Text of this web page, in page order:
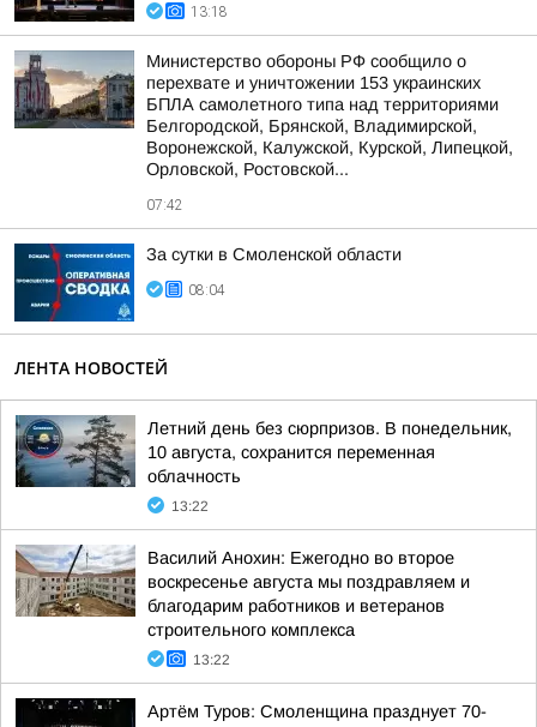
13:18
Министерство обороны РФ сообщило о
перехвате и уничтожении 153 украинских
БПЛА самолетного типа над территориями
Белгородской, Брянской, Владимирской,
Воронежской, Калужской, Курской, Липецкой,
Орловской, Ростовской...
07:42
За сутки в Смоленской области
08:04
ЛЕНТА НОВОСТЕЙ
Летний день без сюрпризов. В понедельник,
10 августа, сохранится переменная
облачность
13:22
Василий Анохин: Ежегодно во второе
воскресенье августа мы поздравляем и
благодарим работников и ветеранов
строительного комплекса
13:22
Артём Туров: Смоленщина празднует 70-